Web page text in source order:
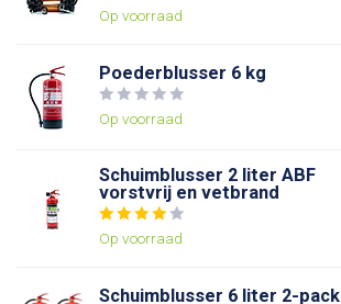
Op voorraad
Poederblusser 6 kg
Op voorraad
Schuimblusser 2 liter ABF
vorstvrij en vetbrand
Op voorraad
Schuimblusser 6 liter 2-pack